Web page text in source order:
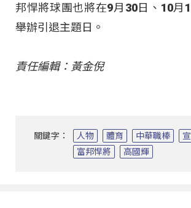
邦悍將球團也將在9月30日、10月
舉辦引退主題日。
責任編輯：黃金倪
關鍵字： 人物 體育 中華職棒
富邦悍將
高國輝